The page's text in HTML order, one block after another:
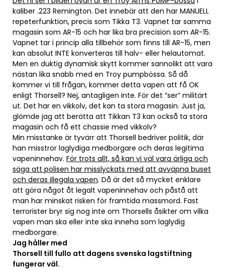
kaliber .223 Remington. Det innebär att den har MANUELL
repeterfunktion, precis som Tikka T3. Vapnet tar samma
magasin som AR-15 och har lika bra precision som AR-15.
Vapnet tar i princip alla tillbehör som finns till AR-15, men
kan absolut INTE konverteras till halv- eller helautomat.
Men en duktig dynamisk skytt kommer sannolikt att vara
nästan lika snabb med en Troy pumpbössa. Så då
kommer vi till frågan, kommer detta vapen att få OK
enligt Thorsell? Nej, antagligen inte. För det ”ser” militärt
ut. Det har en vikkolv, det kan ta stora magasin. Just ja,
glömde jag att berätta att Tikkan T3 kan också ta stora
magasin och få ett chassie med vikkolv?
Min misstanke är tyvärr att Thorsell bedriver politik, där
han misstror laglydiga medborgare och deras legitima
vapeninnehav. För trots allt, så kan vi väl vara ärliga och
säga att polisen har misslyckats med att avväpna buset
och deras illegala vapen. Då är det så mycket enklare
att göra något åt legalt vapeninnehav och påstå att
man har minskat risken för framtida massmord. Fast
terrorister bryr sig nog inte om Thorsells åsikter om vilka
vapen man ska eller inte ska inneha som laglydig
medborgare.
Jag håller med
Thorsell till fullo att dagens svenska lagstiftning
fungerar väl.